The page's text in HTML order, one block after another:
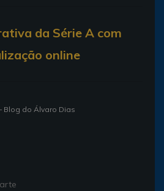
da Série A com
online
Blog do Álvaro Dias